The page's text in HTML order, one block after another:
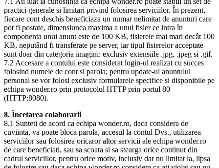
practici generale si limitari privind folosirea serviciilor. În prezent,
fiecare cont deschis beneficiaza un numar nelimitat de anunturi care
pot fi postate, dimensiunea maxima a unui fisier ce intra în
componenta unui anunt este de 100 KB, fisierele mai mari decât 100
KB, neputând fi transferate pe server, iar tipul fisierelor acceptate
sunt doar din categoria imagini: exclusiv extensiile .jpg, .jpeg si .gif.
7.2 Accesare a contului este considerat login-ul realizat cu succes
folosind numele de cont si parola; pentru update-ul anuntului
personal se vor folosi exclusiv formularele specifice si disponibile pe
echipa wonder.ro prin protocolul HTTP prin portul 80
(HTTP:8080).
8. Încetarea colaborarii
8.1 Sunteti de acord ca echipa wonder.ro, daca considera de
cuviinta, va poate bloca parola, accesul la contul Dvs., utilizarea
serviciilor sau folosirea oricaror altor servicii ale echipa wonder.ro
de care beneficiati, sau sa scoata si sa stearga orice continut din
cadrul serviciilor, pentru orice motiv, inclusiv dar nu limitat la, lipsa